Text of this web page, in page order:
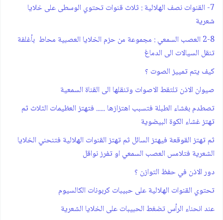
7- القنوات نصف الهلالية : ثلاث قنوات تحتوي الوسطى على خلايا
شعرية
2-8 العصب السمعي : مجموعة من حزم الخلايا العصبية محاط بأغلفة
تنقل السيالات الى الدماغ
كيف يتم تمييز الصوت ؟
صيوان الاذن تلتقط الاصوات وتنقلها الى القناة السمعية
تصطدم بغشاء الطبلة فتسبب اهتزازها ...... فتهتز العظيمات الثلاث ثم
تهتز غشاء الكوة البيضوية
ثم تهتز القوقعة فيهتز السائل ثم تهتز القنوات الهلالية فتنحني الخلايا
الشعرية فتلامس العصب السمعي او تفرز نواقل
دور الاذن في حفظ التوازن ؟
تحتوي القنوات الهلالية على حبيبات كربونات الكالسيوم
عند انحناء الرأس تضغط الحبيبات على الخلايا الشعرية